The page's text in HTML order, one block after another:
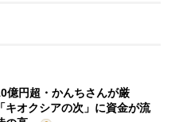
億円超・かんちさんが厳
キオクシアの次」に資金が流